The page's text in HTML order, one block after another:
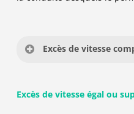
Interdiction de
à la sécurité routière
Excès de vitesse
Article du code de la route
Excès de vitesse égal ou